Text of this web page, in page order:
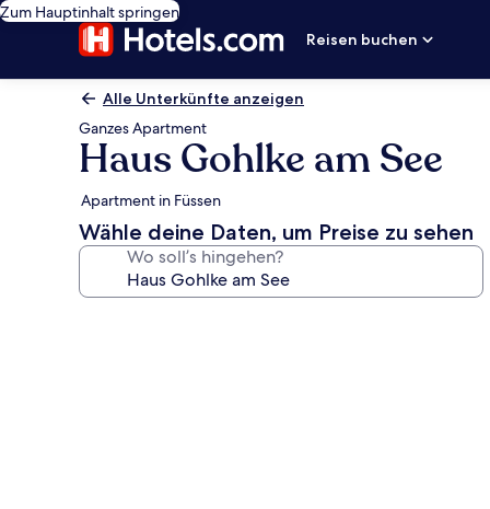
Zum Hauptinhalt springen
Reisen buchen
Alle Unterkünfte anzeigen
Ganzes Apartment
Haus Gohlke am See
Apartment in Füssen
Wähle deine Daten, um Preise zu sehen
Wo soll’s hingehen?